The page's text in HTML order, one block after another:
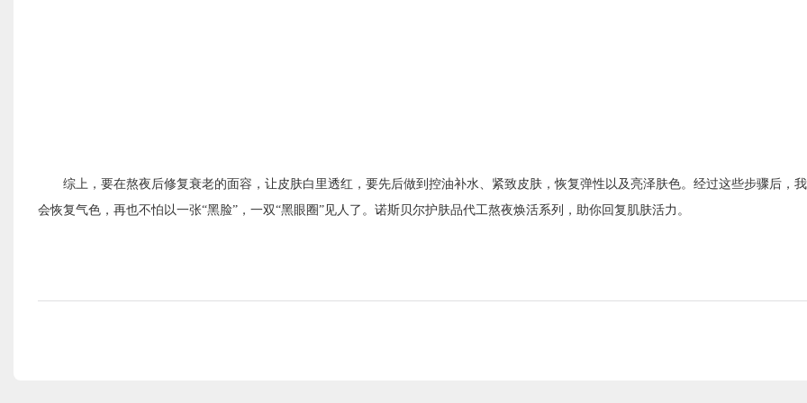
综上，要在熬夜后修复衰老的面容，让皮肤白里透红，要先后做到控油补水、紧致皮肤，恢复弹性以及亮泽肤色。经过这些步骤后，
会恢复气色，再也不怕以一张“黑脸”，一双“黑眼圈”见人了。 诺斯贝尔护肤品代工熬夜焕活系列 ， 助你回复肌肤活力 。